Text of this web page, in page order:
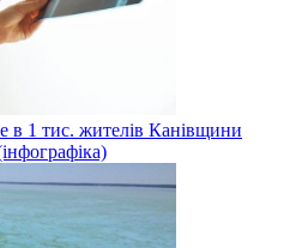
в 1 тис. жителів Канівщини